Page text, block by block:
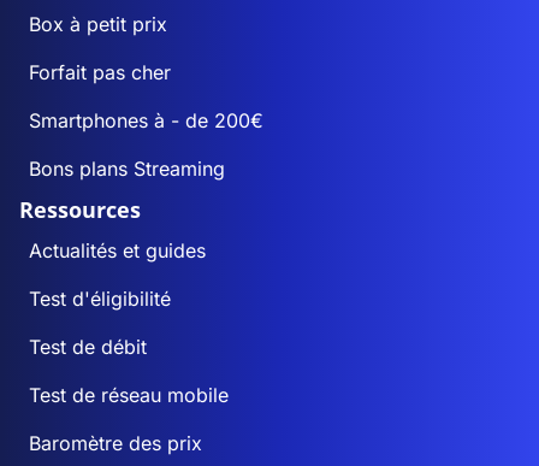
Box à petit prix
Forfait pas cher
Smartphones à - de 200€
Bons plans Streaming
Ressources
Actualités et guides
Test d'éligibilité
Test de débit
Test de réseau mobile
Baromètre des prix